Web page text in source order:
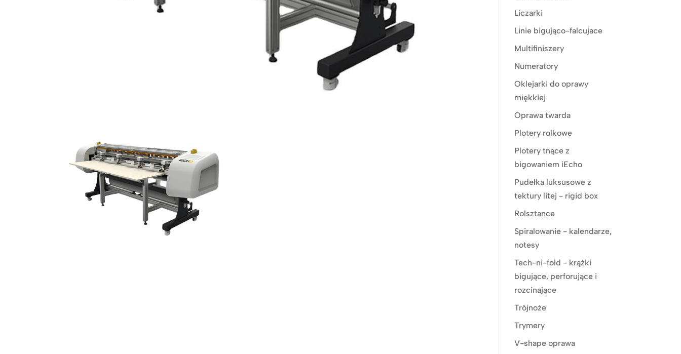
Liczarki
Linie bigująco-falcujace
Multifiniszery
Numeratory
Oklejarki do oprawy
miękkiej
Oprawa twarda
Plotery rolkowe
Plotery tnące z
bigowaniem iEcho
Pudełka luksusowe z
tektury litej - rigid box
Rolsztance
Spiralowanie - kalendarze,
notesy
Tech-ni-fold - krążki
bigujące, perforujące i
rozcinające
Trójnoże
Trymery
V-shape oprawa